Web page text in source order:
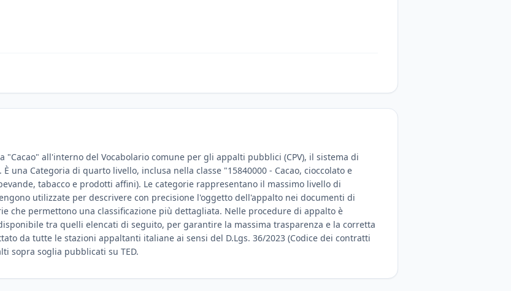
"Cacao" all'interno del Vocabolario comune per gli appalti pubblici (CPV), il sistema di
una Categoria di quarto livello, inclusa nella classe "15840000 - Cacao, cioccolato e
tabacco e prodotti affini). Le categorie rappresentano il massimo livello di
utilizzate per descrivere con precisione l'oggetto dell'appalto nei documenti di
che permettono una classificazione più dettagliata. Nelle procedure di appalto è
tra quelli elencati di seguito, per garantire la massima trasparenza e la corretta
da tutte le stazioni appaltanti italiane ai sensi del D.Lgs. 36/2023 (Codice dei contratti
sopra soglia pubblicati su TED.